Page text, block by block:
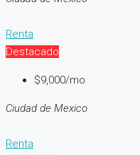
Renta
Destacado
$9,000/mo
Ciudad de Mexico
Renta